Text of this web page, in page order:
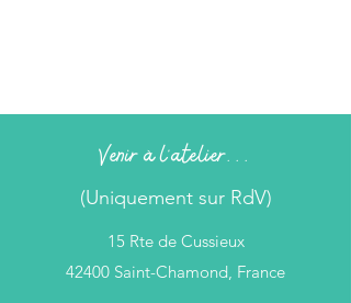
Venir à l'atelier...
(Uniquement sur RdV)
15 Rte de Cussieux
42400 Saint-Chamond, France